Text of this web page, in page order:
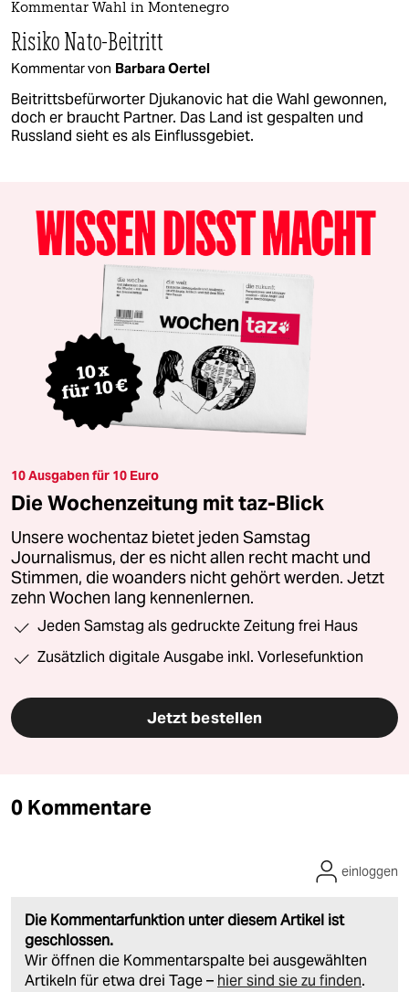
Kommentar Wahl in Montenegro
Risiko Nato-Beitritt
Kommentar von Barbara Oertel
Beitrittsbefürworter Djukanovic hat die Wahl gewonnen,
doch er braucht Partner. Das Land ist gespalten und
Russland sieht es als Einflussgebiet.
10 Ausgaben für 10 Euro
Die Wochenzeitung mit taz-Blick
Unsere wochentaz bietet jeden Samstag
Journalismus, der es nicht allen recht macht und
Stimmen, die woanders nicht gehört werden. Jetzt
zehn Wochen lang kennenlernen.
Jeden Samstag als gedruckte Zeitung frei Haus
Zusätzlich digitale Ausgabe inkl. Vorlesefunktion
Jetzt bestellen
0 Kommentare
Die Kommentarfunktion unter diesem Artikel ist
geschlossen.
Wir öffnen die Kommentarspalte bei ausgewählten
Artikeln für etwa drei Tage – hier sind sie zu finden.
einloggen